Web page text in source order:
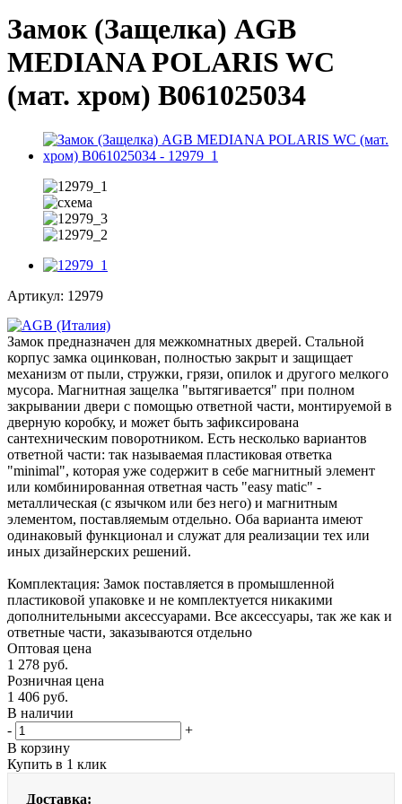
Замок (Защелка) AGB
MEDIANA POLARIS WC
(мат. хром) B061025034
Артикул: 12979
Замок предназначен для межкомнатных дверей. Стальной
корпус замка оцинкован, полностью закрыт и защищает
механизм от пыли, стружки, грязи, опилок и другого мелкого
мусора. Магнитная защелка "вытягивается" при полном
закрывании двери с помощью ответной части, монтируемой в
дверную коробку, и может быть зафиксирована
сантехническим поворотником. Есть несколько вариантов
ответной части: так называемая пластиковая ответка
"minimal", которая уже содержит в себе магнитный элемент
или комбинированная ответная часть "easy matic" -
металлическая (с язычком или без него) и магнитным
элементом, поставляемым отдельно. Оба варианта имеют
одинаковый функционал и служат для реализации тех или
иных дизайнерских решений.
Комплектация: Замок поставляется в промышленной
пластиковой упаковке и не комплектуется никакими
дополнительными аксессуарами. Все аксессуары, так же как и
ответные части, заказываются отдельно
Оптовая цена
1 278 руб.
Розничная цена
1 406 руб.
В наличии
-
+
В корзину
Купить в 1 клик
Доставка: